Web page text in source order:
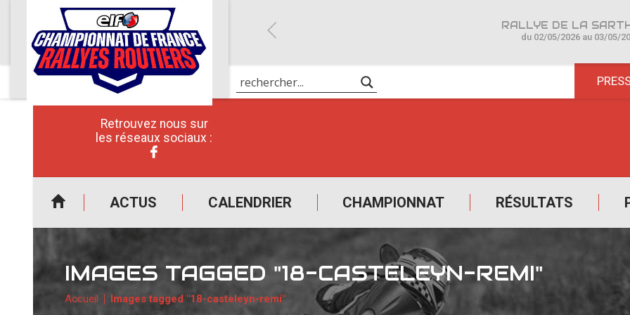
Retrouvez nous sur
les réseaux sociaux :
ACTUS CALENDRIER CHAMPIONNAT RÉSULTATS
du 02/05/2026 au 03/05/
IMAGES TAGGED "18-CASTELEYN-REMI"
Accueil Images tagged "18-casteleyn-remi"